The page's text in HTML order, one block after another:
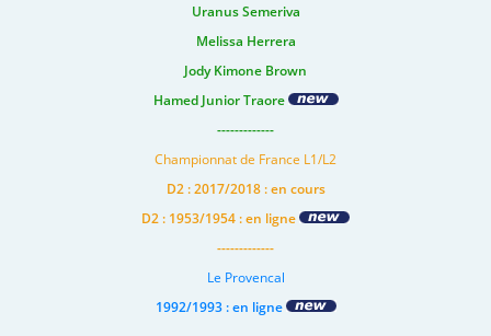
Uranus Semeriva
Melissa Herrera
Jody Kimone Brown
Hamed Junior Traore
-------------
Championnat de France L1/L2
D2 : 2017/2018 : en cours
D2 : 1953/1954 : en ligne
-------------
Le Provencal
1992/1993 : en ligne